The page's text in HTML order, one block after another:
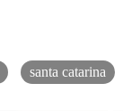
santa catarina